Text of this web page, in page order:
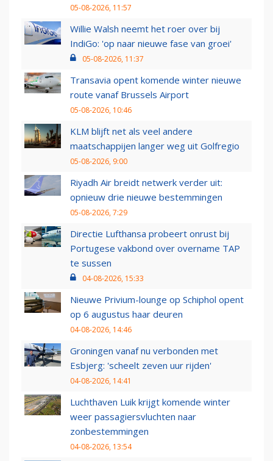
05-08-2026, 11:57
Willie Walsh neemt het roer over bij
IndiGo: 'op naar nieuwe fase van groei'
05-08-2026, 11:37
Transavia opent komende winter nieuwe
route vanaf Brussels Airport
05-08-2026, 10:46
KLM blijft net als veel andere
maatschappijen langer weg uit Golfregio
05-08-2026, 9:00
Riyadh Air breidt netwerk verder uit:
opnieuw drie nieuwe bestemmingen
05-08-2026, 7:29
Directie Lufthansa probeert onrust bij
Portugese vakbond over overname TAP
te sussen
04-08-2026, 15:33
Nieuwe Privium-lounge op Schiphol opent
op 6 augustus haar deuren
04-08-2026, 14:46
Groningen vanaf nu verbonden met
Esbjerg: 'scheelt zeven uur rijden'
04-08-2026, 14:41
Luchthaven Luik krijgt komende winter
weer passagiersvluchten naar
zonbestemmingen
04-08-2026, 13:54